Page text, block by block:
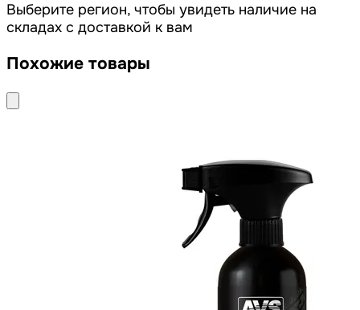
Выберите регион, чтобы увидеть наличие на
складах с доставкой к вам
Похожие товары